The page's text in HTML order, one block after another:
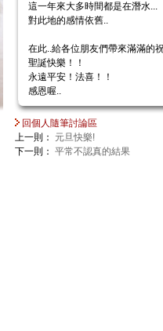
這一年來大多時間都是在潛水...
對此地的感情依舊..
在此..給各位朋友們帶來滿滿的
聖誕快樂！！
永遠平安！法喜！！
感恩喔..
回個人隨筆討論區
上一則：
元旦快樂!
下一則： 平常不認真的結果